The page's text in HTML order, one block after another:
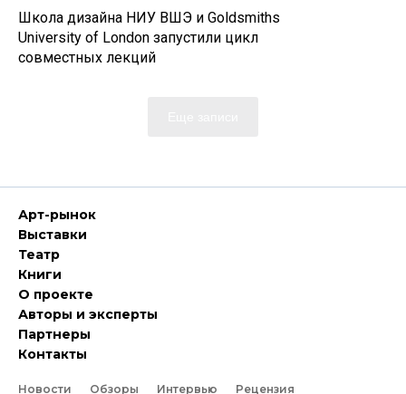
Школа дизайна НИУ ВШЭ и Goldsmiths
University of London запустили цикл
совместных лекций
Арт-рынок
Выставки
Театр
Книги
О проекте
Авторы и эксперты
Партнеры
Контакты
Новости Обзоры Интервью
Рецензия